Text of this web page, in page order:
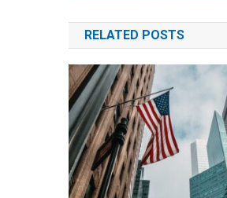
de
entradas
RELATED POSTS